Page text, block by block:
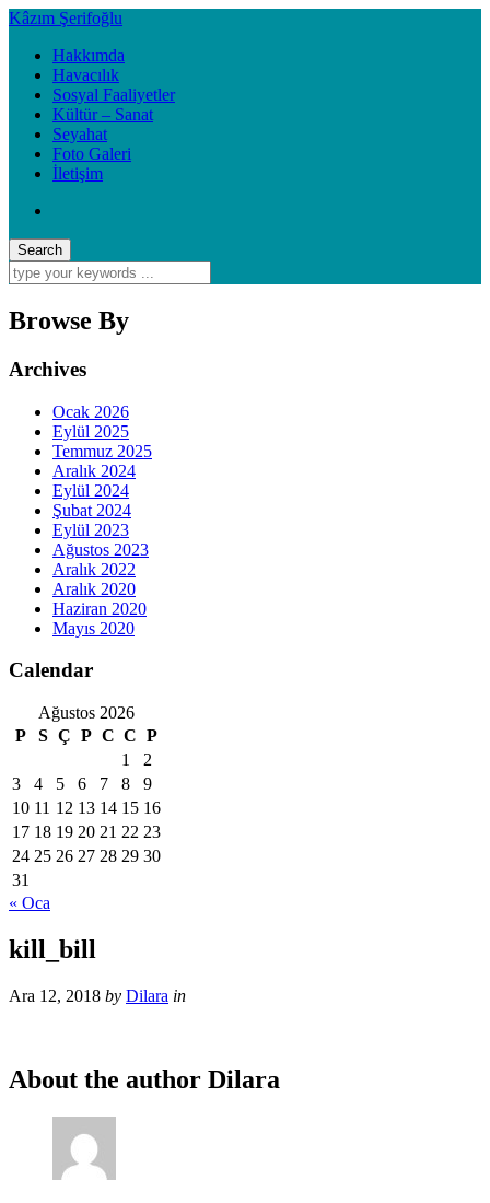
Kâzım Şerifoğlu
Hakkımda
Havacılık
Sosyal Faaliyetler
Kültür – Sanat
Seyahat
Foto Galeri
İletişim
Browse By
Archives
Ocak 2026
Eylül 2025
Temmuz 2025
Aralık 2024
Eylül 2024
Şubat 2024
Eylül 2023
Ağustos 2023
Aralık 2022
Aralık 2020
Haziran 2020
Mayıs 2020
Calendar
Ağustos 2026
P
S Ç P C C P
1
2
3
4 5 6 7 8
9
10 11 12 13 14 15 16
17 18 19 20 21 22 23
24 25 26 27 28 29 30
31
« Oca
kill_bill
Ara 12, 2018 by Dilara in
About the author Dilara